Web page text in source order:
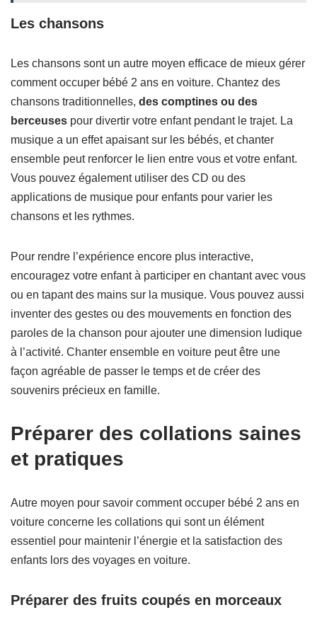
Les chansons
Les chansons sont un autre moyen efficace de mieux gérer
comment occuper bébé 2 ans en voiture. Chantez des
chansons traditionnelles, des comptines ou des
berceuses pour divertir votre enfant pendant le trajet. La
musique a un effet apaisant sur les bébés, et chanter
ensemble peut renforcer le lien entre vous et votre enfant.
Vous pouvez également utiliser des CD ou des
applications de musique pour enfants pour varier les
chansons et les rythmes.
Pour rendre l’expérience encore plus interactive,
encouragez votre enfant à participer en chantant avec vous
ou en tapant des mains sur la musique. Vous pouvez aussi
inventer des gestes ou des mouvements en fonction des
paroles de la chanson pour ajouter une dimension ludique
à l’activité. Chanter ensemble en voiture peut être une
façon agréable de passer le temps et de créer des
souvenirs précieux en famille.
Préparer des collations saines
et pratiques
Autre moyen pour savoir comment occuper bébé 2 ans en
voiture concerne les collations qui sont un élément
essentiel pour maintenir l’énergie et la satisfaction des
enfants lors des voyages en voiture.
Préparer des fruits coupés en morceaux